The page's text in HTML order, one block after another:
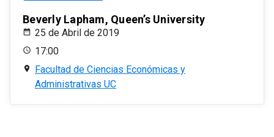
Beverly Lapham, Queen’s University
25 de Abril de 2019
17:00
Facultad de Ciencias Económicas y
Administrativas UC